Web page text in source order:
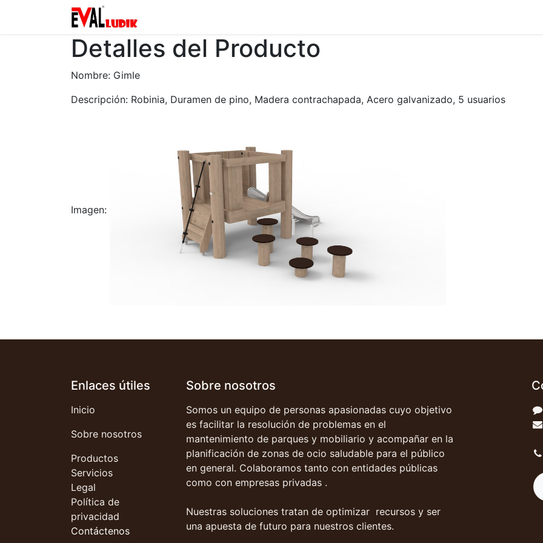
Detalles del Producto
Nombre: Gimle
Descripción: Robinia, Duramen de pino, Madera contrachapada, Acero galvanizado, 5 usuarios
Imagen:
Enlaces útiles
Inicio
Sobre nosotros
Productos
Servicios
Legal
Política de
privacidad
Contáctenos
Sobre nosotros
Somos un equipo de personas apasionadas cuyo objetivo
es facilitar la resolución de problemas en el
mantenimiento de parques y mobiliario y acompañar en la
planificación de zonas de ocio saludable para el público
en general. Colaboramos tanto con entidades públicas
como con empresas privadas .
Nuestras soluciones tratan de optimizar recursos y ser
una apuesta de futuro para nuestros clientes.